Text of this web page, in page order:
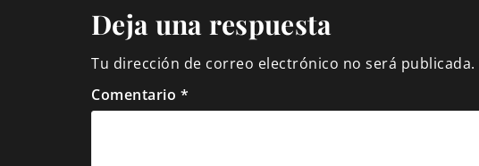
Deja una respuesta
Tu dirección de correo electrónico no será publicada.
Comentario *